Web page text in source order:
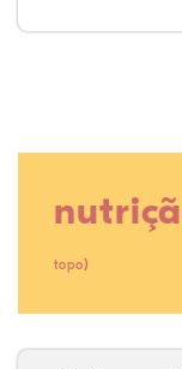
topo)
62,18%
3,70%
0,32%
30,79%
0,09%
2,93%
35,89%
3,62%
0,11%
52,11%
2,54%
5,72%